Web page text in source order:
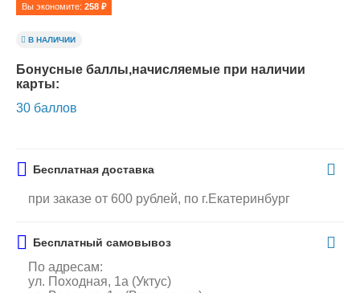
Вы экономите: 258 ₽
В НАЛИЧИИ
Бонусные баллы,начисляемые при наличии
карты:
30 баллов
Бесплатная доставка
при заказе от 600 рублей, по г.Екатеринбург
Бесплатный самовывоз
По адресам:
ул. Походная, 1а (Уктус)